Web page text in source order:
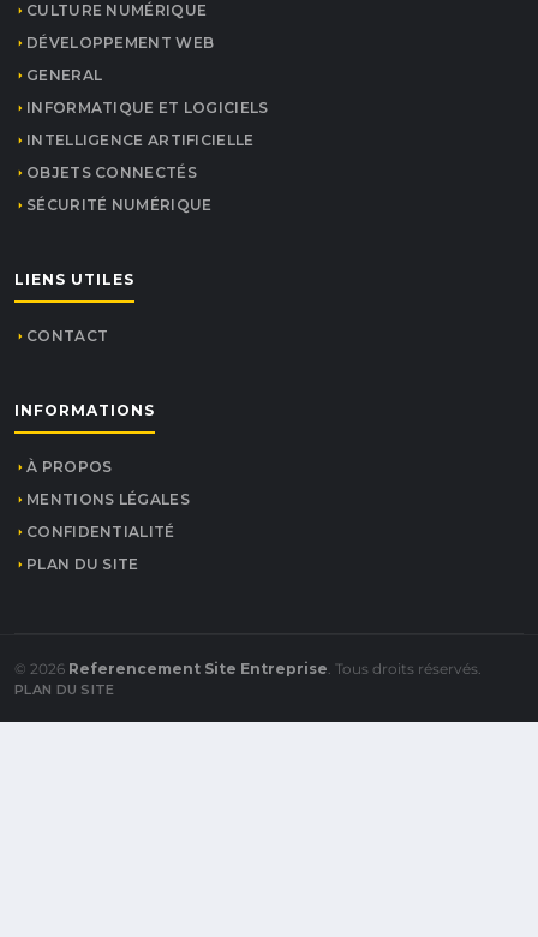
CULTURE NUMÉRIQUE
DÉVELOPPEMENT WEB
GENERAL
INFORMATIQUE ET LOGICIELS
INTELLIGENCE ARTIFICIELLE
OBJETS CONNECTÉS
SÉCURITÉ NUMÉRIQUE
LIENS UTILES
CONTACT
INFORMATIONS
À PROPOS
MENTIONS LÉGALES
CONFIDENTIALITÉ
PLAN DU SITE
© 2026 Referencement Site Entreprise. Tous droits réservés.
PLAN DU SITE